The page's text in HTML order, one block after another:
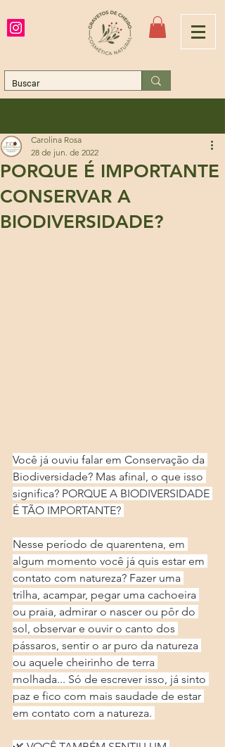
PORQUE É IMPORTANTE
CONSERVAR A
BIODIVERSIDADE?
Carolina Rosa
28 de jun. de 2022
Você já ouviu falar em Conservação da
Biodiversidade? Mas afinal, o que isso
significa? PORQUE A BIODIVERSIDADE
É TÃO IMPORTANTE?
Nesse período de quarentena, em
algum momento você já quis estar em
contato com natureza? Fazer uma
trilha, acampar, pegar uma cachoeira
ou praia, admirar o nascer ou pôr do
sol, observar e ouvir o canto dos
pássaros, sentir o ar puro da natureza
ou aquele cheirinho de terra
molhada... Só de escrever isso, já sinto
paz e fico com mais saudade de estar
em contato com a natureza.